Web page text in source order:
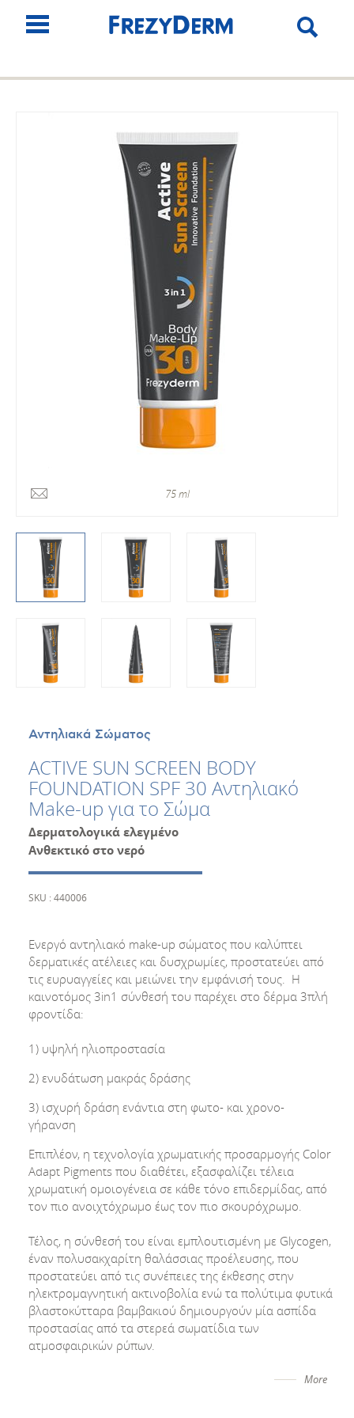
75 ml
Αντηλιακά Σώματος
ACTIVE SUN SCREEN BODY
FOUNDATION SPF 30 Αντηλιακό
Make-up για το Σώμα
Δερματολογικά ελεγμένο
Ανθεκτικό στο νερό
SKU : 440006
Ενεργό αντηλιακό make-up σώματος που καλύπτει
δερματικές ατέλειες και δυσχρωμίες, προστατεύει από
τις ευρυαγγείες και μειώνει την εμφάνισή τους. Η
καινοτόμος 3in1 σύνθεσή του παρέχει στο δέρμα 3πλή
φροντίδα:
1) υψηλή ηλιοπροστασία
2) ενυδάτωση μακράς δράσης
3) ισχυρή δράση ενάντια στη φωτο- και χρονο-
γήρανση
Επιπλέον, η τεχνολογία χρωματικής προσαρμογής Color
Adapt Pigments που διαθέτει, εξασφαλίζει τέλεια
χρωματική ομοιογένεια σε κάθε τόνο επιδερμίδας, από
τον πιο ανοιχτόχρωμο έως τον πιο σκουρόχρωμο.
Τέλος, η σύνθεσή του είναι εμπλουτισμένη με Glycogen,
έναν πολυσακχαρίτη θαλάσσιας προέλευσης, που
προστατεύει από τις συνέπειες της έκθεσης στην
ηλεκτρομαγνητική ακτινοβολία ενώ τα πολύτιμα φυτικά
βλαστο­κύτταρα βαμβακιού δημιουργούν μία ασπίδα
προστασίας από τα στερεά σωματίδια των
ατμοσφαιρικών ρύπων.
More